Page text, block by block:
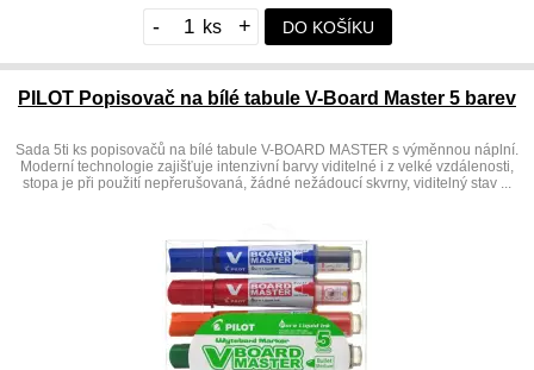
- + DO KOŠÍKU
PILOT Popisovač na bílé tabule V-Board Master 5 barev
Sada 5ti ks popisovačů na bílé tabule V-BOARD MASTER s výměnnou náplní.
Moderní technologie zajišťuje intenzivní barvy viditelné i z velké vzdálenosti,
stopa je při použití nepřerušovaná, žádné nežádoucí skvrny, viditelný stav ...